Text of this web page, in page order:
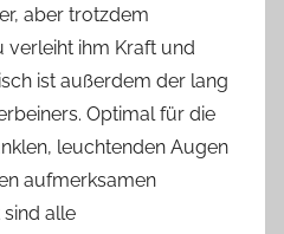
aber trotzdem
ihm Kraft und
ist außerdem der lang
Optimal für die
leuchtenden Augen
aufmerksamen
alle